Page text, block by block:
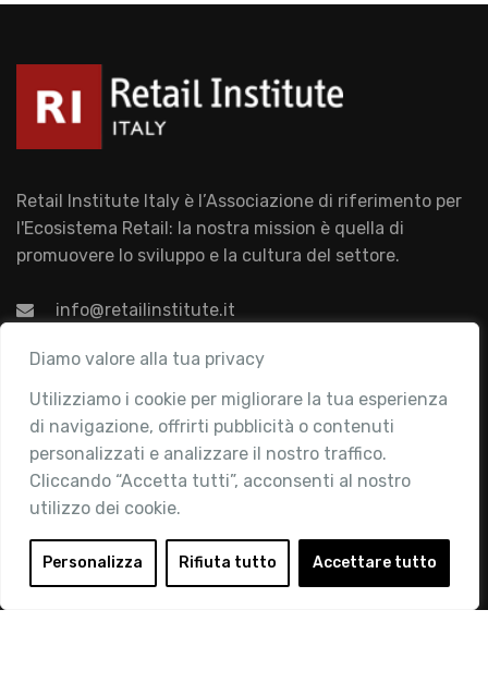
Diamo valore alla tua privacy
Utilizziamo i cookie per migliorare la tua esperienza
di navigazione, offrirti pubblicità o contenuti
personalizzati e analizzare il nostro traffico.
Cliccando “Accetta tutti”, acconsenti al nostro
utilizzo dei cookie.
Personalizza Rifiuta tutto Accettare tutto
Retail Institute Italy è l’Associazione di riferimento per
l'Ecosistema Retail: la nostra mission è quella di
promuovere lo sviluppo e la cultura del settore.
info@retailinstitute.it
Associazione
Chi siamo
Attività
Contatti
Area Riservata
Login
Diventa Socio